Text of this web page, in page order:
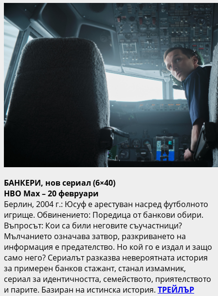
БАНКЕРИ, нов сериал (6×40)
HBO Max – 20 февруари
Берлин, 2004 г.: Юсуф е арестуван насред футболното
игрище. Обвинението: Поредица от банкови обири.
Въпросът: Кои са били неговите съучастници?
Мълчанието означава затвор, разкриването на
информация е предателство. Но кой го е издал и защо
само него? Сериалът разказва невероятната история
за примерен банков стажант, станал измамник,
сериал за идентичността, семейството, приятелството
и парите. Базиран на истинска история. ТРЕЙЛЪР